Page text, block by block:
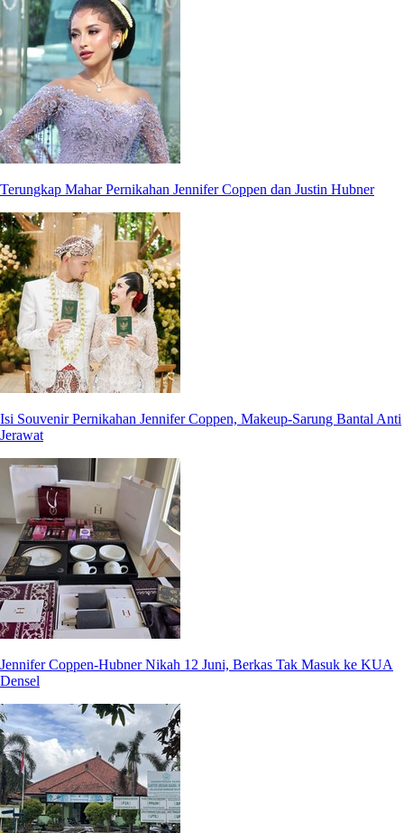
Terungkap Mahar Pernikahan Jennifer Coppen dan Justin Hubner
Isi Souvenir Pernikahan Jennifer Coppen, Makeup-Sarung Bantal Anti
Jerawat
Jennifer Coppen-Hubner Nikah 12 Juni, Berkas Tak Masuk ke KUA
Densel